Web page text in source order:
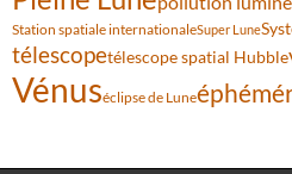
Station spatiale internationaleSuper Lune
télescopetélescope spatial Hubble
Vénuséclipse de Lune